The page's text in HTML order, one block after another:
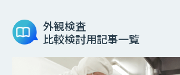
外観検査
比較検討用記事一覧